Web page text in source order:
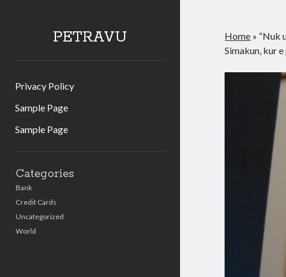
PETRAVU
Privacy Policy
Sample Page
Sample Page
Categories
Bank
Credit Cards
Uncategorized
World
Home » “Nuk
Simakun, kur